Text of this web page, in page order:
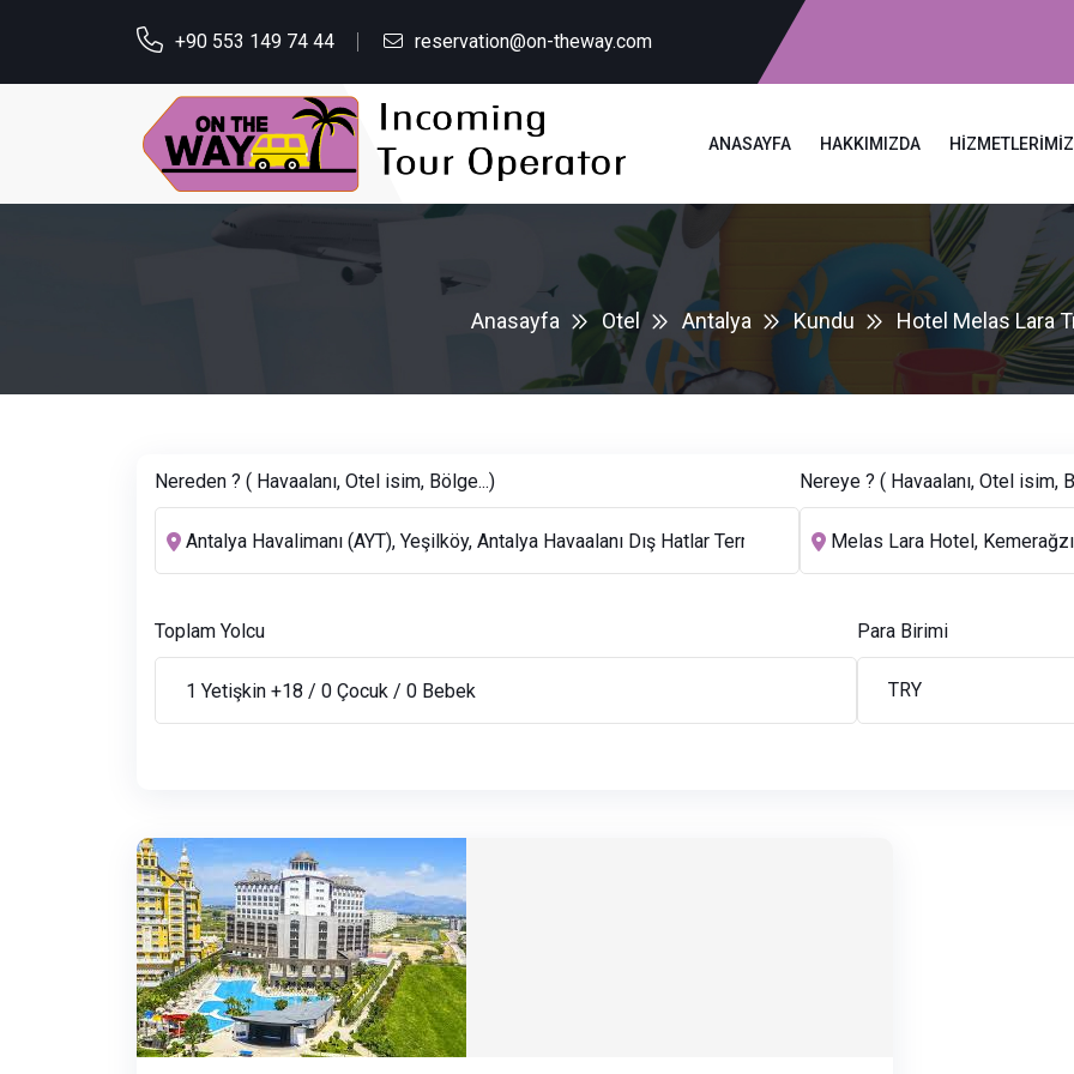
+90 553 149 74 44 reservation@on-theway.com
ANASAYFA HAKKIMIZDA HIZMETLERIMIZ
Anasayfa Otel Antalya Kundu Hotel Melas Lara
Nereden ? ( Havaalanı, Otel isim, Bölge...) Nereye ? ( Havaalanı, Otel isim,
Toplam Yolcu Para Birimi